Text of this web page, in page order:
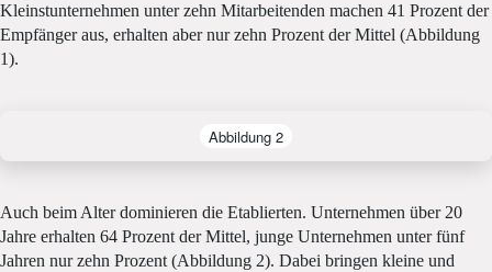
Kleinstunternehmen unter zehn Mitarbeitenden machen 41 Prozent der
Empfänger aus, erhalten aber nur zehn Prozent der Mittel (Abbildung
1).
Abbildung 2
Auch beim Alter dominieren die Etablierten. Unternehmen über 20
Jahre erhalten 64 Prozent der Mittel, junge Unternehmen unter fünf
Jahren nur zehn Prozent (Abbildung 2). Dabei bringen kleine und